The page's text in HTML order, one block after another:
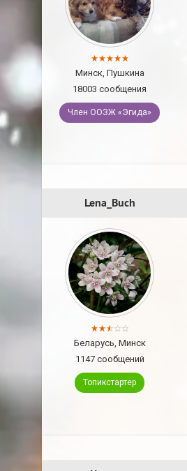
Минск, Пушкина
18003 сообщения
Член ООЗЖ «Эгида»
Lena_Buch
Беларусь, Минск
1147 сообщений
Топикстартер